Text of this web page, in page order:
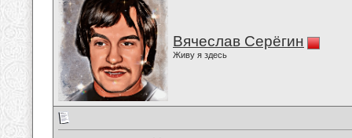
Вячеслав Серёгин
Живу я здесь